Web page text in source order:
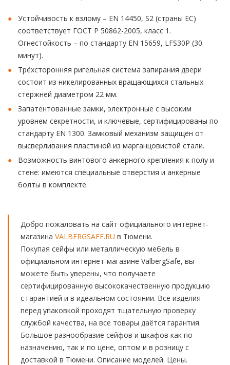
Устойчивость к взлому – EN 14450, S2 (страны ЕС)
соответствует ГОСТ Р 50862-2005, класс 1.
Огнестойкость – по стандарту EN 15659, LFS30P (30
минут).
Трёхсторонняя ригельная система запирания двери
состоит из никелированных вращающихся стальных
стержней диаметром 22 мм.
Запатентованные замки, электронные с высоким
уровнем секретности, и ключевые, сертифицированы по
стандарту EN 1300. Замковый механизм защищён от
высверливания пластиной из марганцовистой стали.
Возможность винтового анкерного крепления к полу и
стене: имеются специальные отверстия и анкерные
болты в комплекте.
Добро пожаловать на сайт официального интернет-
магазина VALBERGSAFE.RU в Тюмени.
Покупая сейфы или металлическую мебель в
официальном интернет-магазине ValbergSafe, вы
можете быть уверены, что получаете
сертифицированную высококачественную продукцию
с гарантией и в идеальном состоянии. Все изделия
перед упаковкой проходят тщательную проверку
службой качества, на все товары даётся гарантия.
Большое разнообразие сейфов и шкафов как по
назначению, так и по цене, оптом и в розницу с
доставкой в Тюмени. Описание моделей. Цены.